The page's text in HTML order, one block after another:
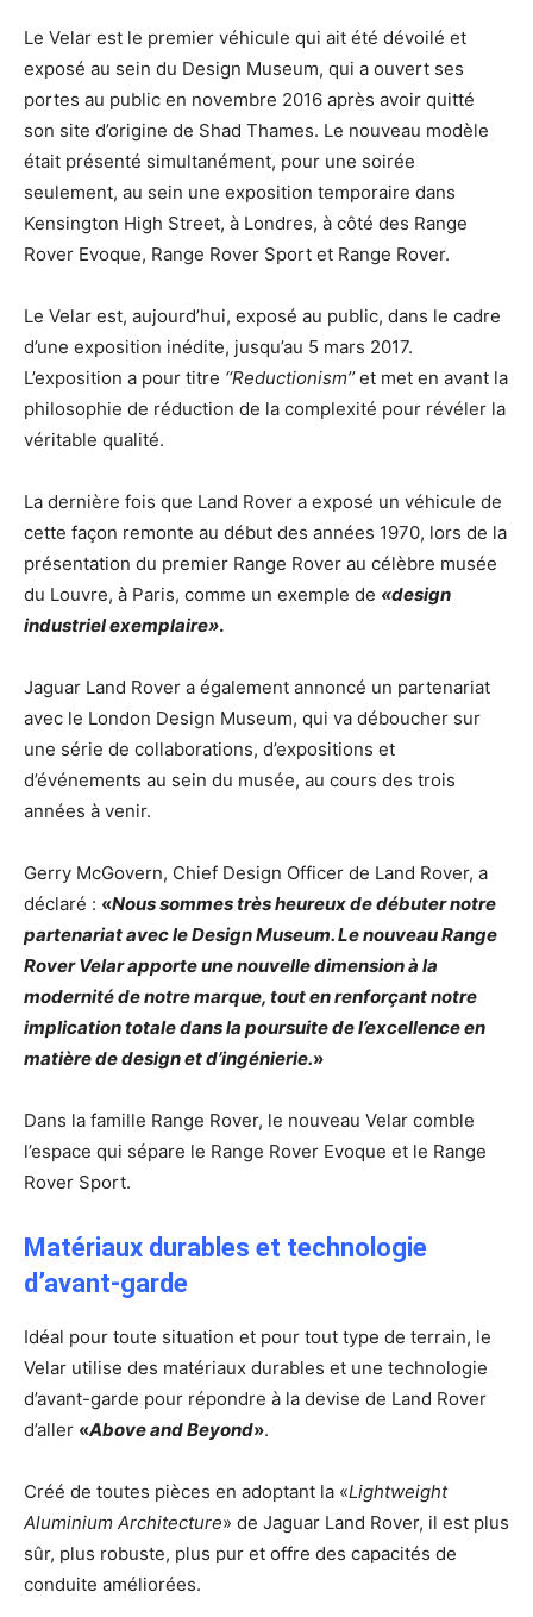
Le Velar est le premier véhicule qui ait été dévoilé et
exposé au sein du Design Museum, qui a ouvert ses
portes au public en novembre 2016 après avoir quitté
son site d’origine de Shad Thames. Le nouveau modèle
était présenté simultanément, pour une soirée
seulement, au sein une exposition temporaire dans
Kensington High Street, à Londres, à côté des Range
Rover Evoque, Range Rover Sport et Range Rover.
Le Velar est, aujourd’hui, exposé au public, dans le cadre
d’une exposition inédite, jusqu’au 5 mars 2017.
L’exposition a pour titre ‘‘Reductionism’’et met en avant la
philosophie de réduction de la complexité pour révéler la
véritable qualité.
La dernière fois que Land Rover a exposé un véhicule de
cette façon remonte au début des années 1970, lors de la
présentation du premier Range Rover au célèbre musée
du Louvre, à Paris, comme un exemple de «design
industriel exemplaire».
Jaguar Land Rover a également annoncé un partenariat
avec le London Design Museum, qui va déboucher sur
une série de collaborations, d’expositions et
d’événements au sein du musée, au cours des trois
années à venir.
Gerry McGovern, Chief Design Officer de Land Rover, a
déclaré : «Nous sommes très heureux de débuter notre
partenariat avec le Design Museum. Le nouveau Range
Rover Velar apporte une nouvelle dimension à la
modernité de notre marque, tout en renforçant notre
implication totale dans la poursuite de l’excellence en
matière de design et d’ingénierie.»
Dans la famille Range Rover, le nouveau Velar comble
l’espace qui sépare le Range Rover Evoque et le Range
Rover Sport.
Matériaux durables et technologie
d’avant-garde
Idéal pour toute situation et pour tout type de terrain, le
Velar utilise des matériaux durables et une technologie
d’avant-garde pour répondre à la devise de Land Rover
d’aller «Above and Beyond».
Créé de toutes pièces en adoptant la «Lightweight
Aluminium Architecture» de Jaguar Land Rover, il est plus
sûr, plus robuste, plus pur et offre des capacités de
conduite améliorées.